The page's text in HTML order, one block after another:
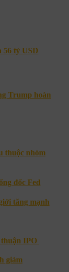
56 tỷ USD
Trump hoàn
thuộc nhóm
đốc Fed
tăng mạnh
IPO
giảm